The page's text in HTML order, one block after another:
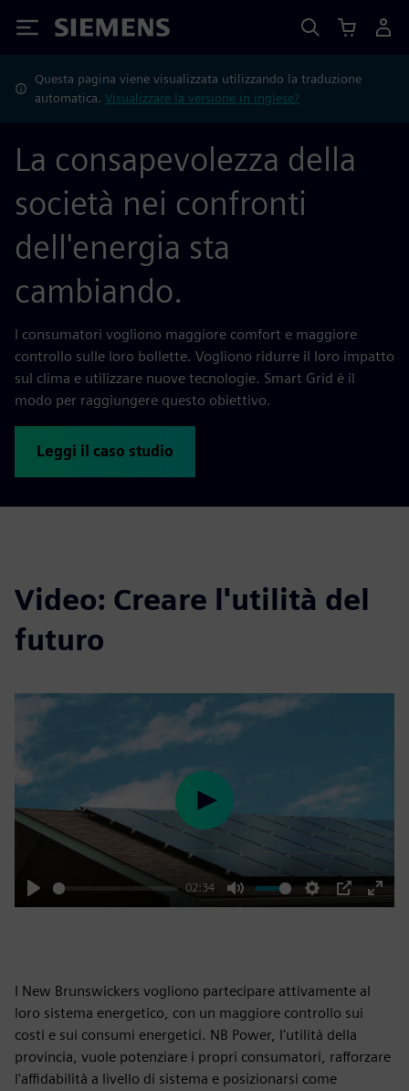
Siemens
Questa pagina viene visualizzata utilizzando la traduzione
automatica.Visualizzare la versione in inglese?
La consapevolezza della
società nei confronti
dell'energia sta
cambiando.
I consumatori vogliono maggiore comfort e maggiore
controllo sulle loro bollette. Vogliono ridurre il loro impatto
sul clima e utilizzare nuove tecnologie. Smart Grid è il
modo per raggiungere questo obiettivo.
Leggi il caso studio
Video: Creare l'utilità del
futuro
Play
02:34
Mute Settings
PIP
Enter
Play
I New Brunswickers vogliono partecipare attivamente al
loro sistema energetico, con un maggiore controllo sui
costi e sui consumi energetici. NB Power, l'utilità della
provincia, vuole potenziare i propri consumatori, rafforzare
l'affidabilità a livello di sistema e posizionarsi come